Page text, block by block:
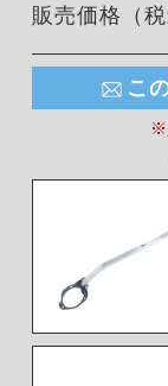
販売価格（税
こ
※